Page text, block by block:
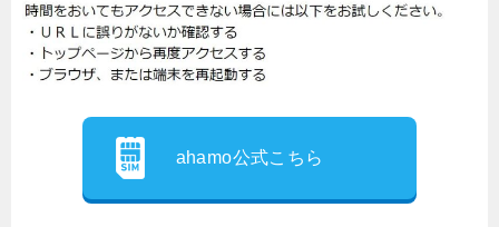
ahamo公式こちら